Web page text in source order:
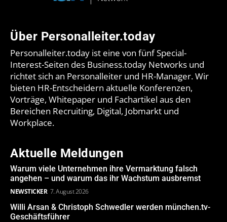
Über Personalleiter.today
Personalleiter.today ist eine von fünf Special-
Interest-Seiten des Business.today Networks und
richtet sich an Personalleiter und HR-Manager. Wir
bieten HR-Entscheidern aktuelle Konferenzen,
Vorträge, Whitepaper und Fachartikel aus den
Bereichen Recruiting, Digital, Jobmarkt und
Workplace.
Aktuelle Meldungen
Warum viele Unternehmen ihre Vermarktung falsch
angehen – und warum das ihr Wachstum ausbremst
NEWSTICKER 7. August 2026
Willi Arsan & Christoph Schwedler werden münchen.tv-
Geschäftsführer